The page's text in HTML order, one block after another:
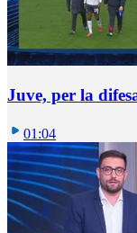
Juve, per la
01:04